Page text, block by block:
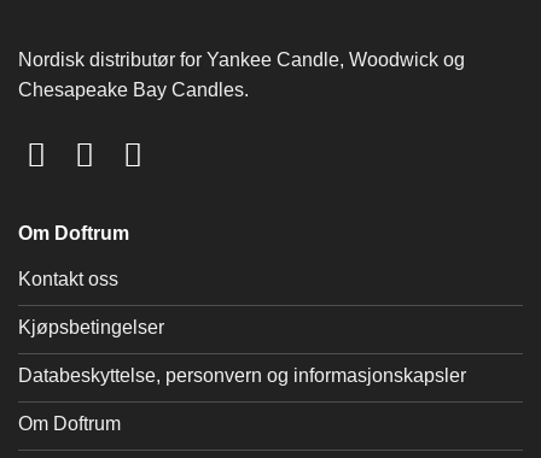
Nordisk distributør for Yankee Candle, Woodwick og
Chesapeake Bay Candles.
Om Doftrum
Kontakt oss
Kjøpsbetingelser
Databeskyttelse, personvern og informasjonskapsler
Om Doftrum